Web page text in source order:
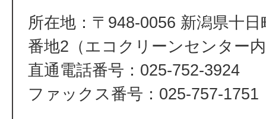
所在地：〒948-0056 新潟県十
番地2（エコクリーンセンター
直通電話番号：025-752-3924
ファックス番号：025-757-1751